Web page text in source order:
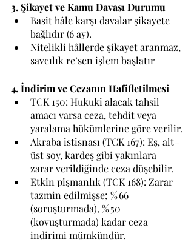
3. Şikayet ve Kamu Davası Durumu
Basit hâle karşı davalar şikayete
bağlıdır (6 ay).
Nitelikli hâllerde şikayet aranmaz,
savcılık re’sen işlem başlatır
4. İndirim ve Cezanın Hafifletilmesi
TCK 150: Hukuki alacak tahsil
amacı varsa ceza, tehdit veya
yaralama hükümlerine göre verilir.
Akraba istisnası (TCK 167): Eş, alt–
üst soy, kardeş gibi yakınlara
zarar verildiğinde ceza düşebilir.
Etkin pişmanlık (TCK 168): Zarar
tazmin edilmişse; % 66
(soruşturmada), % 50
(kovuşturmada) kadar ceza
indirimi mümkündür.